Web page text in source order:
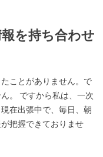
を持ち合わせ
ことがありません。で
。 ですから私は、一次
在出張中で、毎日、朝
把握できておりませ